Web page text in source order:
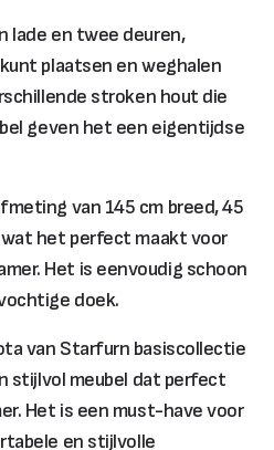
lade en twee deuren,
plaatsen en weghalen
stroken hout die
geven het een eigentijdse
van 145 cm breed, 45
wat het perfect maakt voor
Het is eenvoudig schoon
doek.
van Starfurn basiscollectie
stijlvol meubel dat perfect
Het is een must-have voor
en stijlvolle